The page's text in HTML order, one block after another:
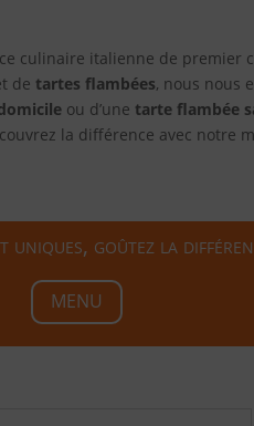
culinaire italienne de premier
de tartes flambées, nous nous
ou d’une tarte flambée
la différence avec notre
uniques, goûtez la
MENU